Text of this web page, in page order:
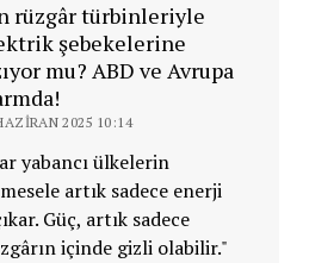
rüzgâr türbinleriyle
şebekelerine
mu? ABD ve Avrupa
2025 10:14
yabancı ülkelerin
artık sadece enerji
Güç, artık sadece
içinde gizli olabilir."